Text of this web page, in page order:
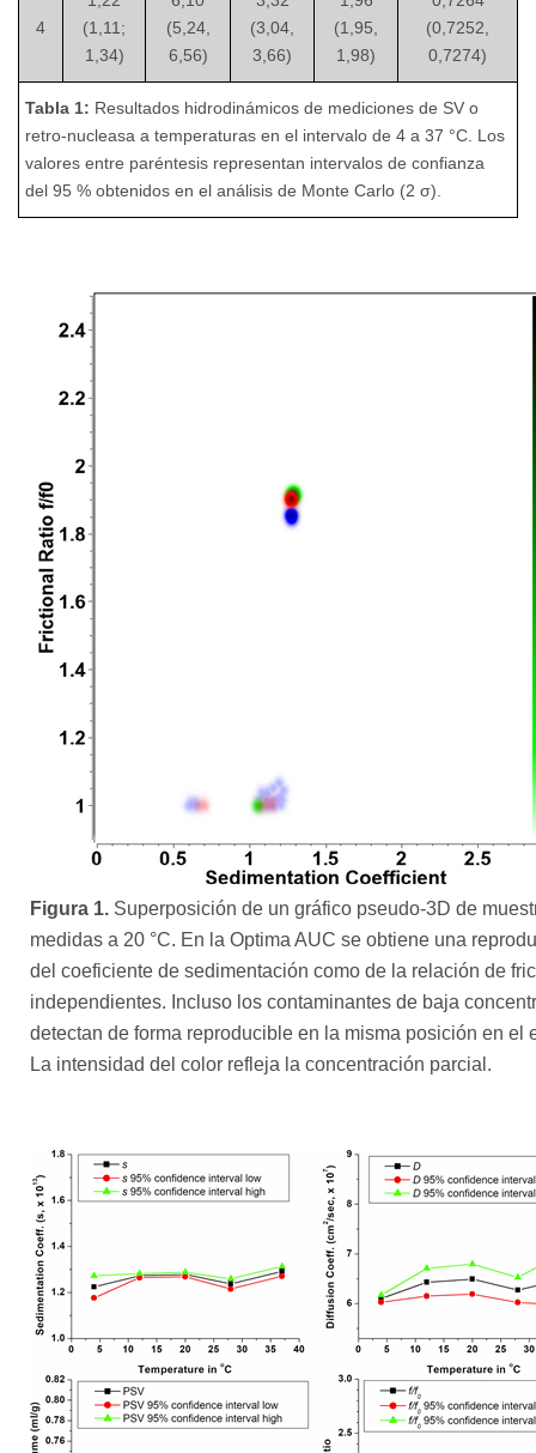
4
(1,11;
1,34)
(5,24,
6,56)
(3,04,
3,66)
(1,95,
1,98)
(0,7252,
0,7274)
Tabla 1: Resultados hidrodinámicos de mediciones de SV o
retro-nucleasa a temperaturas en el intervalo de 4 a 37 °C. Los
valores entre paréntesis representan intervalos de confianza
del 95 % obtenidos en el análisis de Monte Carlo (2 σ).
Figura 1. Superposición de un gráfico pseudo-3D de
medidas a 20 °C. En la Optima AUC se obtiene una
del coeficiente de sedimentación como de la relación de
independientes. Incluso los contaminantes de baja
detectan de forma reproducible en la misma posición en el
La intensidad del color refleja la concentración parcial.